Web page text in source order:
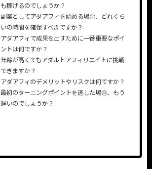
も稼げるのでしょうか？
副業としてアダアフィを始める場合、どれくら
いの時間を確保すべきですか？
アダアフィで成果を出すために一番重要なポイ
ントは何ですか？
年齢が高くてもアダルトアフィリエイトに挑戦
できますか？
アダアフィのデメリットやリスクは何ですか？
最初のターニングポイントを逃した場合、もう
遅いのでしょうか？